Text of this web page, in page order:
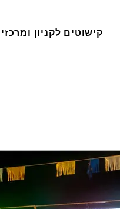
קישוטים לקניון